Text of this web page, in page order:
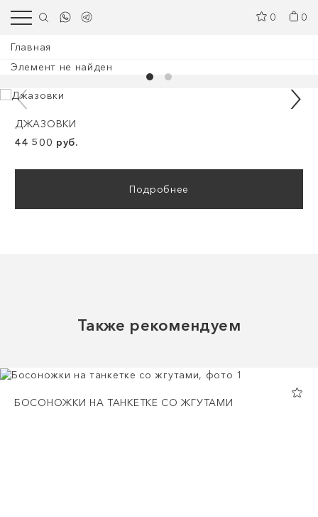
0 0
Главная
Элемент не найден
ДЖАЗОВКИ
44 500 руб.
Подробнее
Также рекомендуем
БОСОНОЖКИ НА ТАНКЕТКЕ СО ЖГУТАМИ